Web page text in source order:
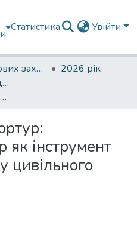
Статистика Увійти
Матеріали наукових заходів
2026 рік
Сучасні наукові тенденції в роботах молодих вчених: IV науково-практична конференція
Сучасні форми тортур: акустичний терор як інструмент впливу на психіку цивільного населення
як інструмент
цивільного